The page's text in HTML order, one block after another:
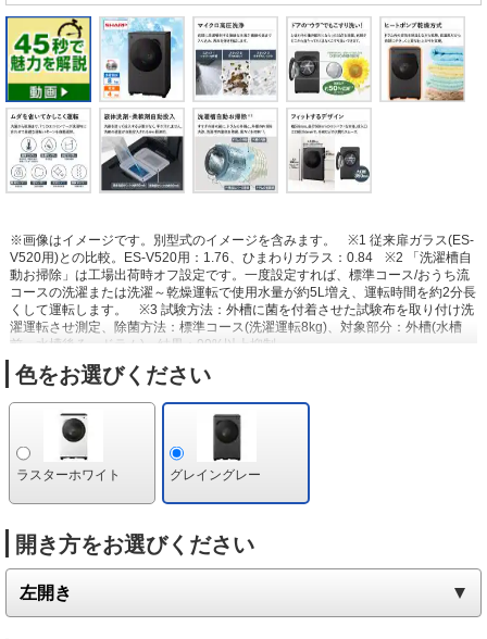
※画像はイメージです。別型式のイメージを含みます。
※1 従来扉ガラス(ES-
V520用)との比較。ES-V520用：1.76、ひまわりガラス：0.84
※2 「洗濯槽自
動お掃除」は工場出荷時オフ設定です。一度設定すれば、標準コース/おうち流
コースの洗濯または洗濯～乾燥運転で使用水量が約5L増え、運転時間を約2分長
くして運転します。
※3 試験方法：外槽に菌を付着させた試験布を取り付け洗
濯運転させ測定、除菌方法：標準コース(洗濯運転8kg)、対象部分：外槽(水槽
前、水槽後ろ、ドラム)、結果：99%以上抑制。
色をお選びください
ラスターホワイト グレイングレー
開き方をお選びください